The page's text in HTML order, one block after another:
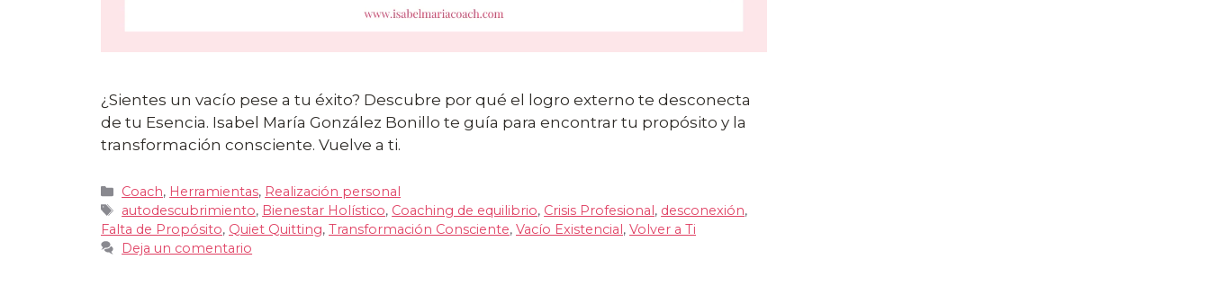
¿Sientes un vacío pese a tu éxito? Descubre por qué el logro externo te desconecta
de tu Esencia. Isabel María González Bonillo te guía para encontrar tu propósito y la
transformación consciente. Vuelve a ti.
Categorías
Coach, Herramientas, Realización personal
Etiquetas
autodescubrimiento, Bienestar Holístico, Coaching de equilibrio, Crisis Profesional, desconexión,
Falta de Propósito, Quiet Quitting, Transformación Consciente, Vacío Existencial, Volver a Ti
Deja un comentario